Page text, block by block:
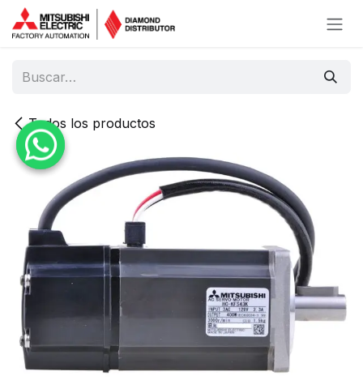
Ir al contenido
Todos los productos